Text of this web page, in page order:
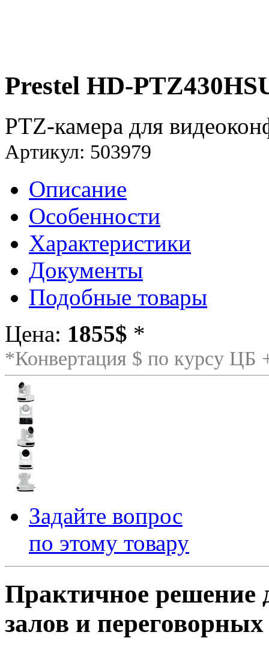
Prestel HD-
PTZ-камера для
Артикул: 503979
Описание
Особенности
Характеристики
Документы
Подобные товары
Цена: 1855$ *
*Конвертация $ по курсу ЦБ
Задайте вопрос
по этому товару
Практичное решение
залов и